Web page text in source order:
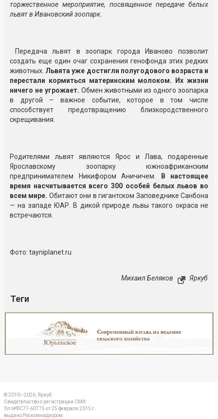
торжественное мероприятие, посвященное передаче белых
львят в Ивановский зоопарк.
Передача львят в зоопарк города Иваново позволит
создать еще один очаг сохранения генофонда этих редких
животных. Львята уже достигли полугодового возраста и
перестали кормиться материнским молоком. Их жизни
ничего не угрожает. Обмен животными из одного зоопарка
в другой – важное событие, которое в том числе
способствует предотвращению близкородственного
скрещивания.
Родителями львят являются Ярос и Лава, подаренные
Ярославскому зоопарку южноафриканским
предпринимателем Никифором Аничичем.
В настоящее
время насчитывается всего 300 особей белых львов во
всем мире. Обитают они в гигантском Заповеднике Санбона
— на западе ЮАР. В дикой природе львы такого окраса не
встречаются.
Фото: tayniplanet.ru
Михаил Беляков Яркуб
Теги
© 2010—2026, Яркуб
Свидетельство о регистрации СМИ:
Эл №ФС77-60775 от 25 февраля 2015 г.
выдано Роскомнадзором